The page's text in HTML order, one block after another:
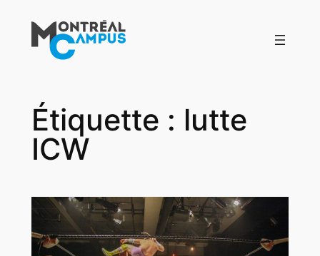
contenu
Étiquette : lutte
ICW